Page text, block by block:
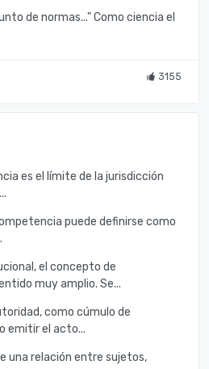
de normas..." Como ciencia el
3155
es el límite de la jurisdicción
puede definirse como
el concepto de
muy amplio. Se...
como cúmulo de
emitir el acto...
una relación entre sujetos,